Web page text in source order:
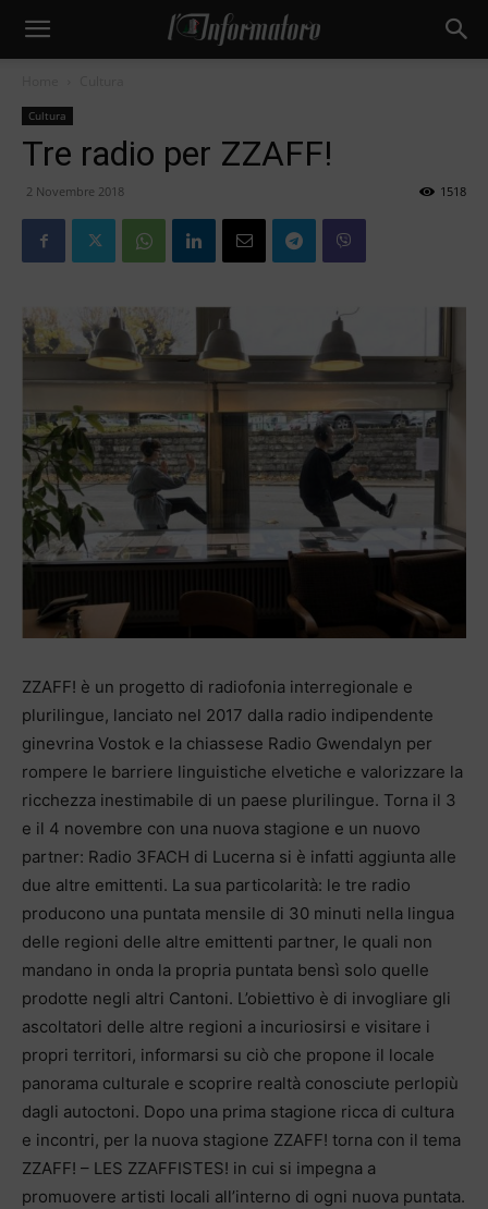
Cultura
Tre radio per ZZAFF!
2 Novembre 2018 1518
ZZAFF! è un progetto di radiofonia interregionale e
plurilingue, lanciato nel 2017 dalla radio indipendente
ginevrina Vostok e la chiassese Radio Gwendalyn per
rompere le barriere linguistiche elvetiche e valorizzare la
ricchezza inestimabile di un paese plurilingue. Torna il 3
e il 4 novembre con una nuova stagione e un nuovo
partner: Radio 3FACH di Lucerna si è infatti aggiunta alle
due altre emittenti. La sua particolarità: le tre radio
producono una puntata mensile di 30 minuti nella lingua
delle regioni delle altre emittenti partner, le quali non
mandano in onda la propria puntata bensì solo quelle
prodotte negli altri Cantoni. L’obiettivo è di invogliare gli
ascoltatori delle altre regioni a incuriosirsi e visitare i
propri territori, informarsi su ciò che propone il locale
panorama culturale e scoprire realtà conosciute perlopiù
dagli autoctoni. Dopo una prima stagione ricca di cultura
e incontri, per la nuova stagione ZZAFF! torna con il tema
ZZAFF! – LES ZZAFFISTES! in cui si impegna a
promuovere artisti locali all’interno di ogni nuova puntata.